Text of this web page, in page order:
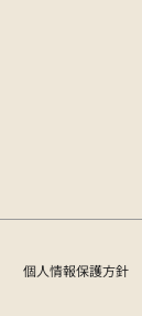
個人情報保護方針